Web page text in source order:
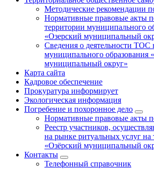
Методические рекомендации
Нормативные правовые акты
территории муниципального
«Озерский муниципальный
Сведения о деятельности ТОС
муниципального образования
муниципальный округ»
Карта сайта
Кадровое обеспечение
Прокуратура информирует
Экологическая информация
Погребение и похоронное дело
Нормативные правовые акты
Реестр участников,
на рынке ритуальных услуг
«Озёрский муниципальный
Контакты
Телефонный справочник